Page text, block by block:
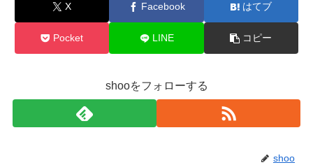
X Facebook はてブ
Pocket LINE コピー
shooをフォローする
shoo